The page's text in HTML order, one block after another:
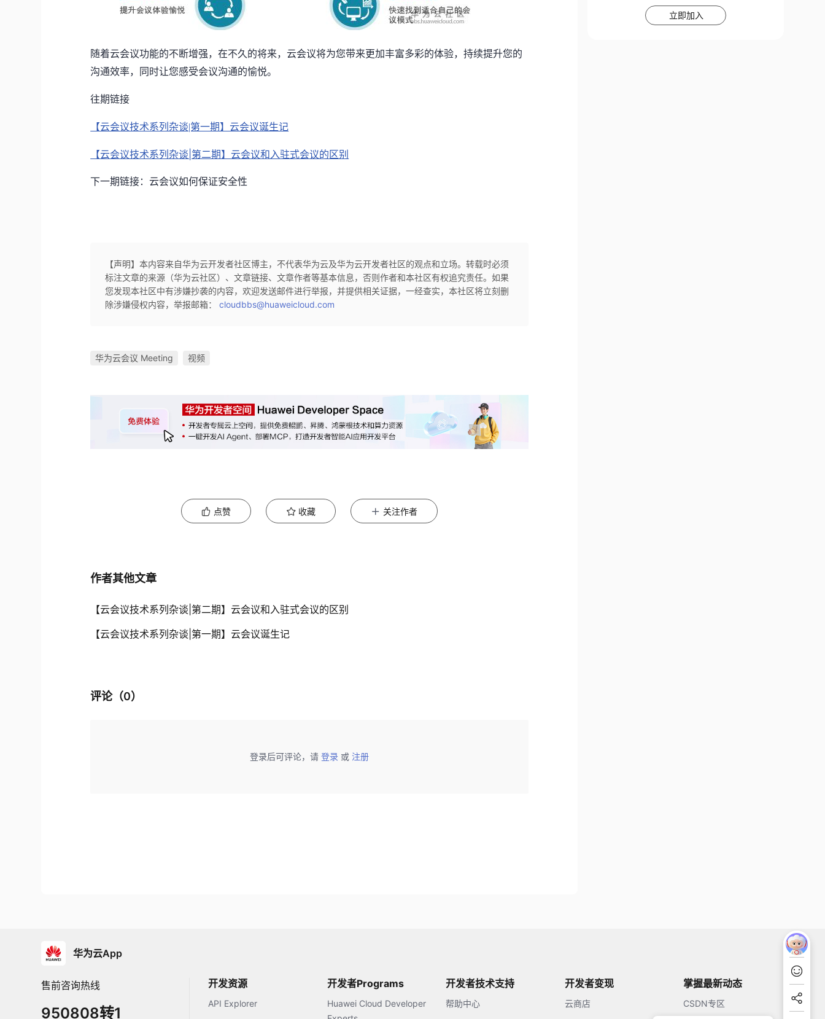
随着云会议功能的不断增强，在不久的将来，云会议将为您带来更加丰富多彩的体验，持续提升您的
沟通效率，同时让您感受会议沟通的愉悦。
往期链接
【云会议技术系列杂谈|第一期】云会议诞生记
【云会议技术系列杂谈|第二期】云会议和入驻式会议的区别
下一期链接：云会议如何保证安全性
【声明】本内容来自华为云开发者社区博主，不代表华为云及华为云开发者社区的观点和立场。转载时必须
标注文章的来源（华为云社区）、文章链接、文章作者等基本信息，否则作者和本社区有权追究责任。如果
您发现本社区中有涉嫌抄袭的内容，欢迎发送邮件进行举报，并提供相关证据，一经查实，本社区将立刻删
除涉嫌侵权内容，举报邮箱：cloudbbs@huaweicloud.com
华为云会议 Meeting 视频
点赞 收藏 关注作者
作者其他文章
【云会议技术系列杂谈|第二期】云会议和入驻式会议的区别
【云会议技术系列杂谈|第一期】云会议诞生记
评论（0）
登录后可评论，请 登录 或 注册
立即加入
华为云App
售前咨询热线
950808转1
开发资源
API Explorer
开发者Programs
Huawei Cloud Developer
开发者技术支持
帮助中心
开发者变现
云商店
掌握最新动态
CSDN专区